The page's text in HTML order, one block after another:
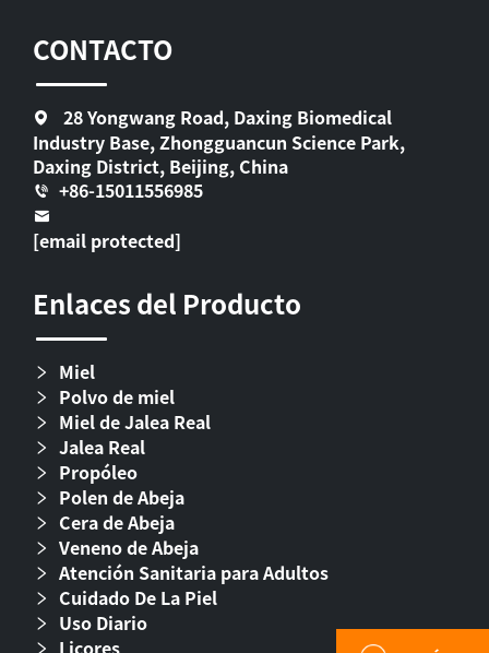
CONTACTO
28 Yongwang Road, Daxing Biomedical
Industry Base, Zhongguancun Science Park,
Daxing District, Beijing, China
+86-15011556985
[email protected]
Enlaces del Producto
Miel
Polvo de miel
Miel de Jalea Real
Jalea Real
Propóleo
Polen de Abeja
Cera de Abeja
Veneno de Abeja
Atención Sanitaria para Adultos
Cuidado De La Piel
Uso Diario
Licores